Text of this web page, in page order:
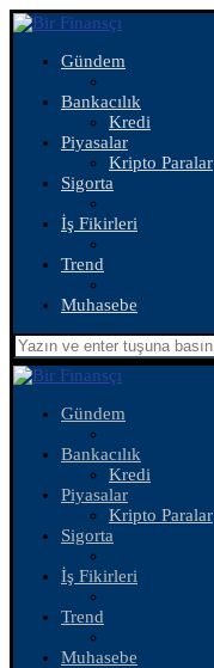
Gündem
Bankacılık
Kredi
Piyasalar
Kripto Paralar
Sigorta
İş Fikirleri
Trend
Muhasebe
Gündem
Bankacılık
Kredi
Piyasalar
Kripto Paralar
Sigorta
İş Fikirleri
Trend
Muhasebe